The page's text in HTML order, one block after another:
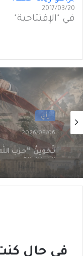
2017/03/20
في "الإفتتاحية"
رأي
2026/08/06
سقوطُ
في حال